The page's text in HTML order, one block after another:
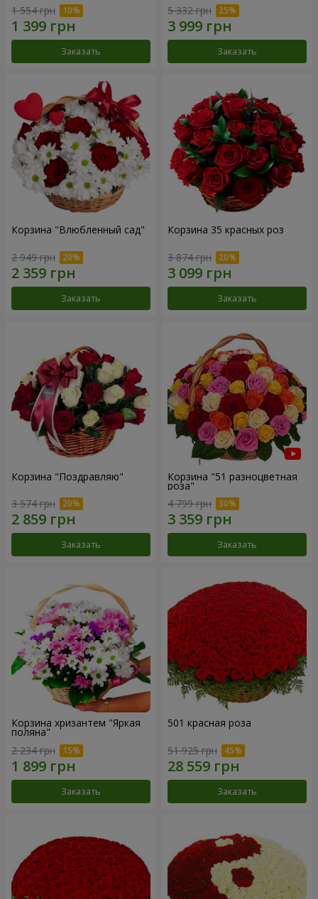
1 554 грн
Заказать
5 332 грн
Заказать
Корзина "Влюбленный сад"
2 949 грн
Заказать
Корзина 35 красных роз
3 874 грн
Заказать
Корзина "Поздравляю"
3 574 грн
Заказать
Корзина "51 разноцветная
роза"
4 799 грн
Заказать
Корзина хризантем "Яркая
поляна"
2 234 грн
Заказать
501 красная роза
51 925 грн
Заказать